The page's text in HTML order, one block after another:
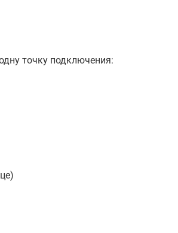
точку подключения: